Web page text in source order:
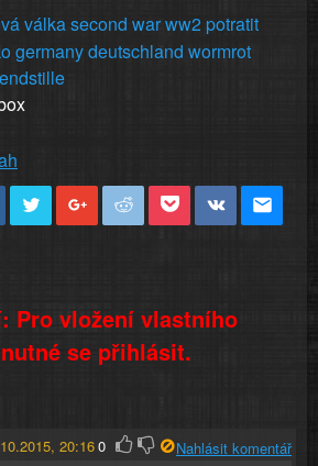
válkasecond warww2potratit
germanydeutschland wormrot
endstille
Pro vložení vlastního
se přihlásit.
20:160 Nahlásit komentář